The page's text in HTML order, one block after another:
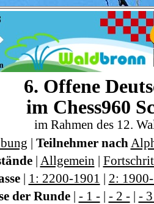
6. Offene
im Chess960
im Rahmen des 12.
| Teilnehmer nach
| Allgemein |
| 1: 2200-1901 | 2:
der Runde| - 1 -| - 2 -| -